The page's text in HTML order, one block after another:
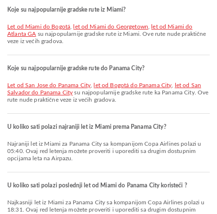
Koje su najpopularnije gradske rute iz Miami?
let od Miami do Bogotá let od Miami do Georgetown
let od Miami do
Atlanta GA su najpopularnije gradske rute iz Miami. Ove rute nude praktične
veze iz većih gradova.
Koje su najpopularnije gradske rute do Panama City?
let od San Jose do Panama City let od Bogotá do Panama City
let od San
Salvador do Panama City su najpopularnije gradske rute ka Panama City. Ove
rute nude praktične veze iz većih gradova.
U koliko sati polazi najraniji let iz Miami prema Panama City?
Najraniji let iz Miami za Panama City sa kompanijom Copa Airlines polazi u
05:40. Ovaj red letenja možete proveriti i uporediti sa drugim dostupnim
opcijama leta na Airpazu.
U koliko sati polazi poslednji let od Miami do Panama City koristeći ?
Najkasniji let iz Miami za Panama City sa kompanijom Copa Airlines polazi u
18:31. Ovaj red letenja možete proveriti i uporediti sa drugim dostupnim